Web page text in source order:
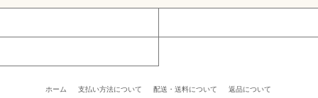
ホーム 支払い方法について 配送・送料について 返品について